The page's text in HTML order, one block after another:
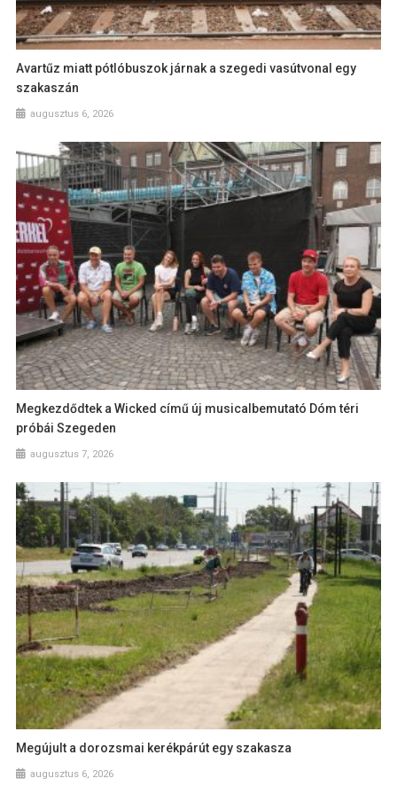
Avartűz miatt pótlóbuszok járnak a szegedi vasútvonal egy
szakaszán
augusztus 6, 2026
Megkezdődtek a Wicked című új musicalbemutató Dóm téri
próbái Szegeden
augusztus 7, 2026
Megújult a dorozsmai kerékpárút egy szakasza
augusztus 6, 2026